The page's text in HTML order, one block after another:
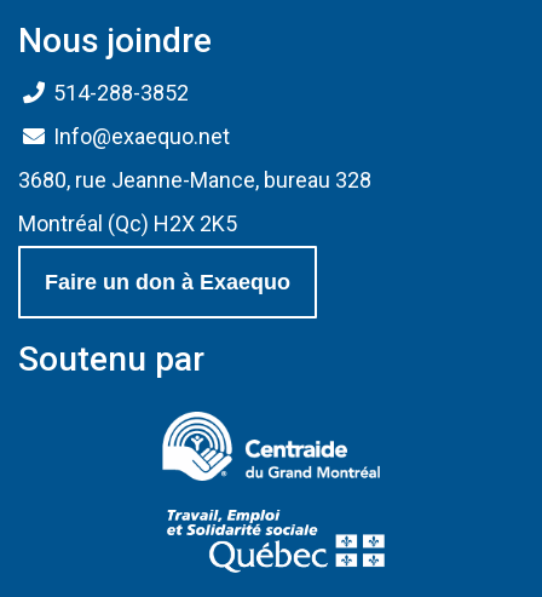
Nous joindre
514-288-3852
Info@exaequo.net
3680, rue Jeanne-Mance, bureau 328
Montréal (Qc) H2X 2K5
Faire un don à Exaequo
Soutenu par